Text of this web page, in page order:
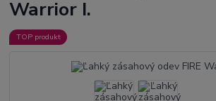
Warrior I.
TOP produkt